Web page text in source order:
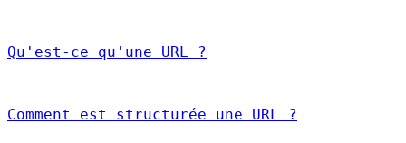
Qu'est-ce qu'une URL ?
Comment est structurée une URL ?